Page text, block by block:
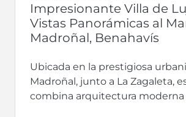
Impresionante Villa de
Vistas Panorámicas al
Madroñal, Benahavís
Ubicada en la prestigiosa
Madroñal, junto a La Zagaleta,
combina arquitectura moderna